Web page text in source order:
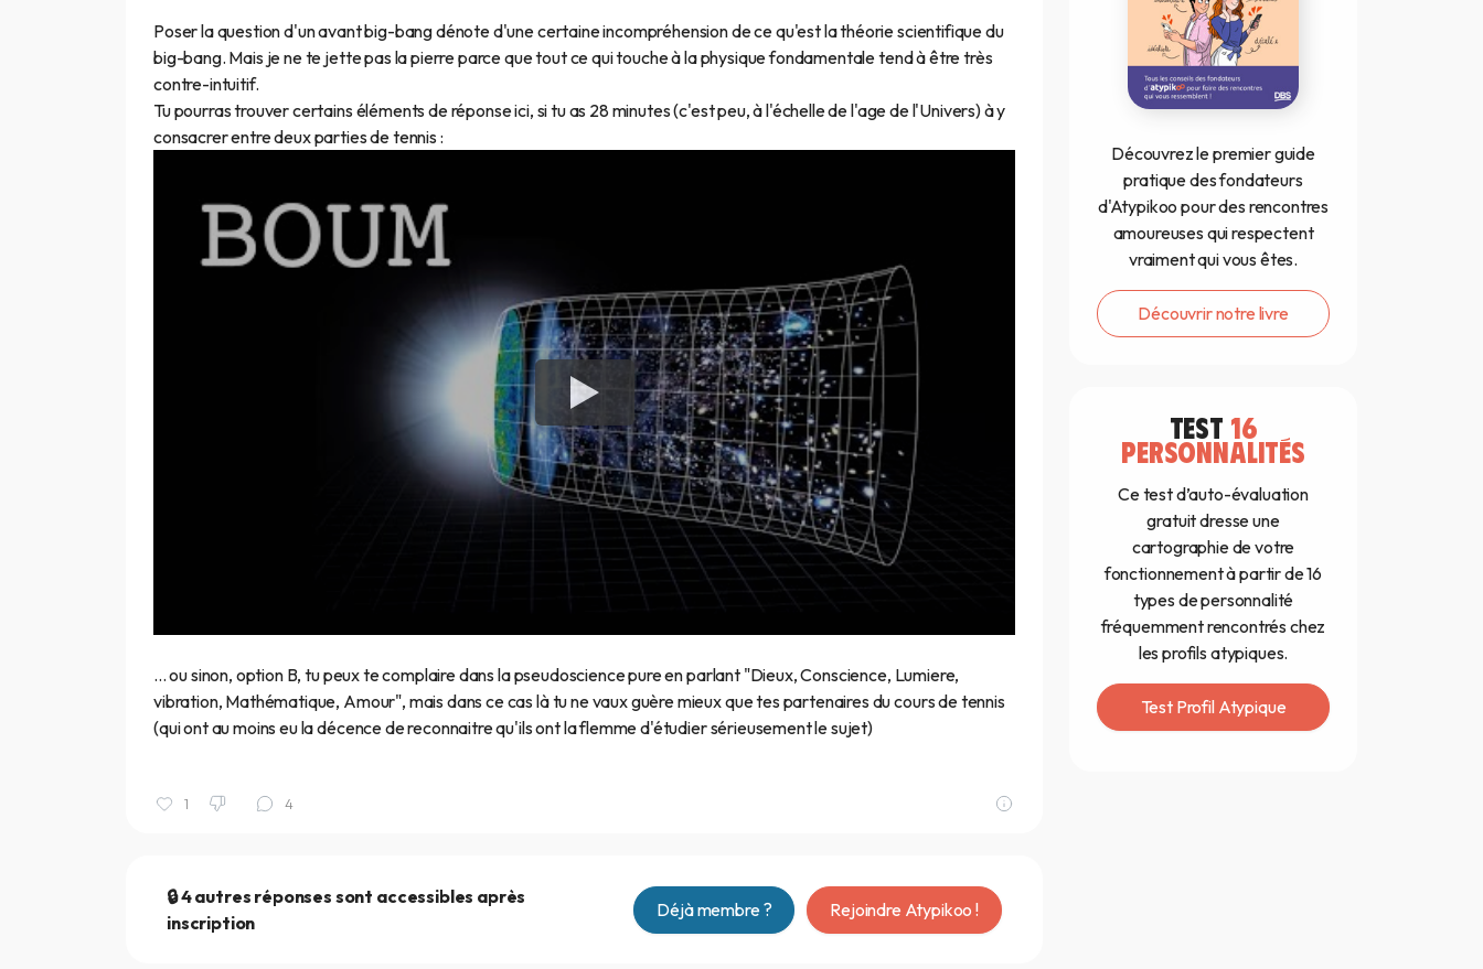
Poser la question d'un avant big-bang dénote d'une certaine incompréhension de ce qu'est la théorie scientifique du
big-bang. Mais je ne te jette pas la pierre parce que tout ce qui touche à la physique fondamentale tend à être très
contre-intuitif.
Tu pourras trouver certains éléments de réponse ici, si tu as 28 minutes (c'est peu, à l'échelle de l'age de l'Univers) à y
consacrer entre deux parties de tennis :
... ou sinon, option B, tu peux te complaire dans la pseudoscience pure en parlant "Dieux, Conscience, Lumiere,
vibration, Mathématique, Amour", mais dans ce cas là tu ne vaux guère mieux que tes partenaires du cours de tennis
(qui ont au moins eu la décence de reconnaitre qu'ils ont la flemme d'étudier sérieusement le sujet)
1 4
🔒 4 autres réponses sont accessibles après
inscription
Déjà membre ? Rejoindre Atypikoo !
Découvrez le premier guide
pratique des fondateurs
d'Atypikoo pour des rencontres
amoureuses qui respectent
vraiment qui vous êtes.
Découvrir notre livre
TEST 16
PERSONNALITÉS
Ce test d’auto-évaluation
gratuit dresse une
cartographie de votre
fonctionnement à partir de 16
types de personnalité
fréquemment rencontrés chez
les profils atypiques.
Test Profil Atypique